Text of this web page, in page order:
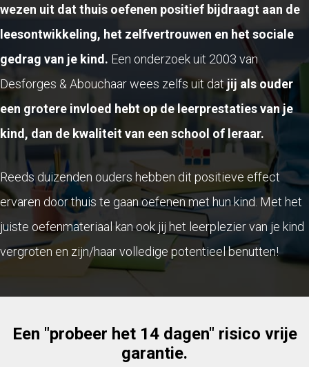
wezen uit dat thuis oefenen positief bijdraagt aan de
leesontwikkeling, het zelfvertrouwen en het sociale
gedrag van je kind. Een onderzoek uit 2003 van
Desforges & Abouchaar wees zelfs uit datjij als ouder
een grotere invloed hebt op de leerprestaties van je
kind, dan de kwaliteit van een school of leraar.
Reeds duizenden ouders hebben dit positieve effect
ervaren door thuis te gaan oefenen met hun kind. Met het
juiste oefenmateriaal kan ook jij het leerplezier van je kind
vergroten en zijn/haar volledige potentieel benutten!
Een "probeer het 14 dagen" risico vrije
garantie.